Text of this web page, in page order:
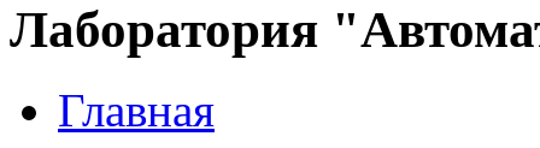
Лаборатория
Главная